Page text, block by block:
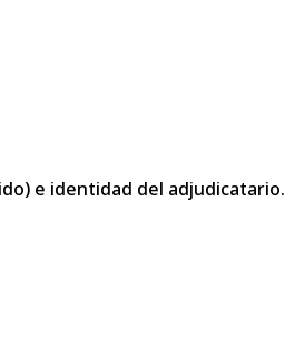
e identidad del adjudicatario.